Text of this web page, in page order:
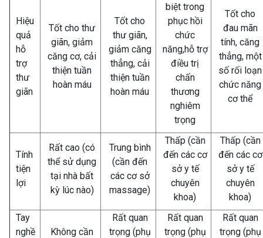
Hiệu
quả
hỗ
trợ
thư
giãn
Tốt cho thư
giãn, giảm
căng cơ, cải
thiện tuần
hoàn máu
Tốt cho
thư giãn,
giảm căng
thẳng, cải
thiện tuần
hoàn máu
biệt trong
phục hồi
chức
năng,hỗ trợ
điều trị
chấn
thương
nghiêm
trọng
Tốt cho
đau mãn
tính, căng
thẳng, một
số rối loạn
chức năng
cơ thể
Tính
tiện
lợi
Rất cao (có
thể sử dụng
tại nhà bất
kỳ lúc nào)
Trung bình
(cần đến
các cơ sở
massage)
Thấp (cần
đến các cơ
sở y tế
chuyên
khoa)
Thấp (cần
đến các cơ
sở y tế
chuyên
khoa)
Tay
nghề
Không cần
Rất quan
trọng (phụ
Rất quan
trọng (phụ
Rất quan
trọng (phụ